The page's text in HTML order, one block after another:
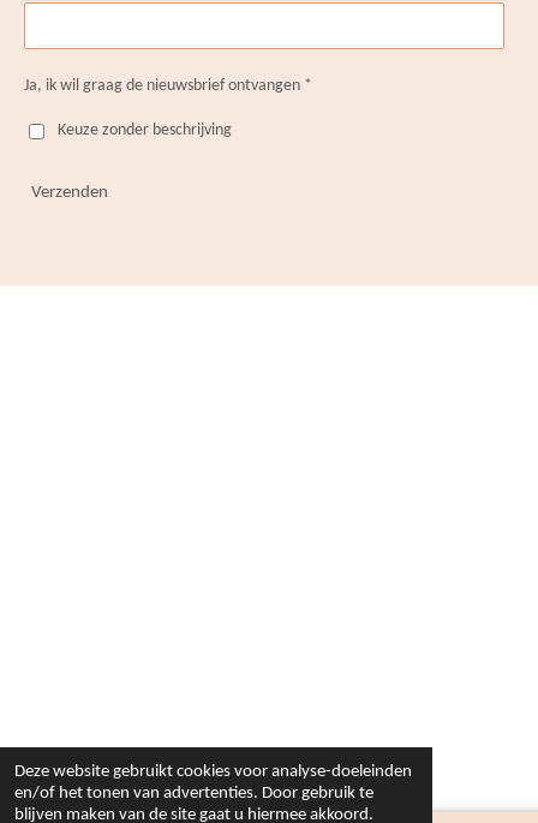
Deze website gebruikt cookies voor analyse-doeleinden
en/of het tonen van advertenties. Door gebruik te
blijven maken van de site gaat u hiermee akkoord.
Ja, ik wil graag de nieuwsbrief ontvangen *
Keuze zonder beschrijving
Verzenden